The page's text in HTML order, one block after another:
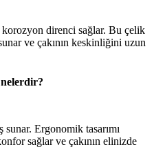
direnci sağlar. Bu çelik
ve çakının keskinliğini uzun
Ergonomik tasarımı
sağlar ve çakının elinizde